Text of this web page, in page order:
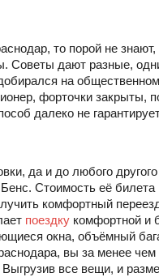
то порой не
Советы дают разные,
на
форточки закрыты,
далеко не
да и до любого
Стоимость её
комфортный
поездку комфортной и
окна, объёмный
вы за менее
все вещи, и